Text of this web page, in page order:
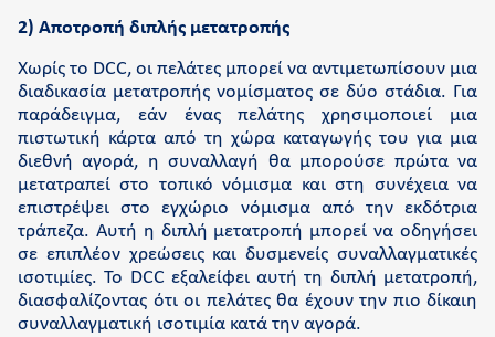
2) Αποτροπή διπλής μετατροπής
Χωρίς το DCC, οι πελάτες μπορεί να αντιμετωπίσουν μια
διαδικασία μετατροπής νομίσματος σε δύο στάδια. Για
παράδειγμα, εάν ένας πελάτης χρησιμοποιεί μια
πιστωτική κάρτα από τη χώρα καταγωγής του για μια
διεθνή αγορά, η συναλλαγή θα μπορούσε πρώτα να
μετατραπεί στο τοπικό νόμισμα και στη συνέχεια να
επιστρέψει στο εγχώριο νόμισμα από την εκδότρια
τράπεζα. Αυτή η διπλή μετατροπή μπορεί να οδηγήσει
σε επιπλέον χρεώσεις και δυσμενείς συναλλαγματικές
ισοτιμίες. Το DCC εξαλείφει αυτή τη διπλή μετατροπή,
διασφαλίζοντας ότι οι πελάτες θα έχουν την πιο δίκαιη
συναλλαγματική ισοτιμία κατά την αγορά.